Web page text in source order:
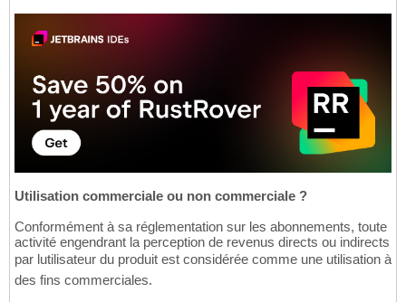
Utilisation commerciale ou non commerciale ?
Conformément à sa réglementation sur les abonnements, toute
activité engendrant la perception de revenus directs ou indirects
par lutilisateur du produit est considérée comme une utilisation à
des fins commerciales.